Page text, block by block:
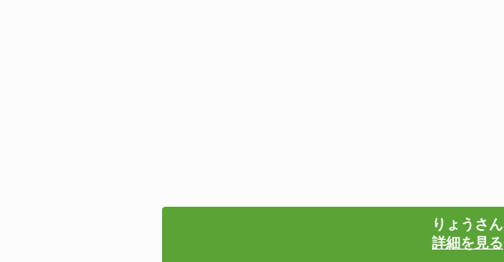
りょうさん
詳細を見る